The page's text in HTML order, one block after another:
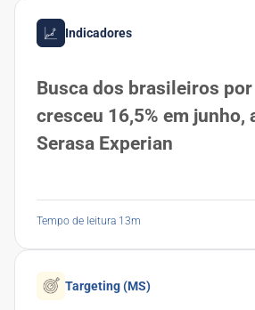
Indicadores
Busca dos brasileiros
cresceu 16,5% em junho,
Serasa Experian
Tempo de leitura 13m
Targeting (MS)